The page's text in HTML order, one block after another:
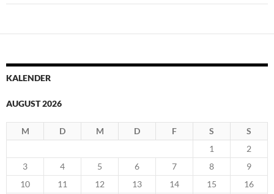
KALENDER
AUGUST 2026
M D M D F S S
1
2
3
4 5 6 7 8
9
10
11 12 13 14 15
16